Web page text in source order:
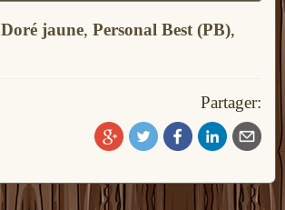
Doré jaune, Personal Best (PB),
Partager: